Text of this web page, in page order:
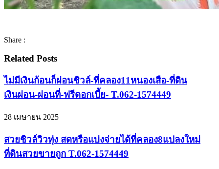
Share :
Related Posts
ไม่มีเงินก้อนก็ผ่อนชิวล์-ที่คลอง11หนองเสือ-ที่ดิน
เงินผ่อน-ผ่อนที่-ฟรีดอกเบี้ย- T.062-1574449
28 เมษายน 2025
สวยชิวล์วิวทุ่ง สดหรือแบ่งจ่ายได้ที่คลอง8แปลงใหม่
ที่ดินสวยขายถูก T.062-1574449